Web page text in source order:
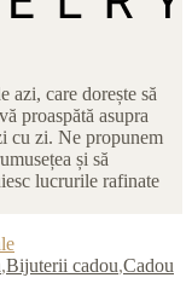
azi, care dorește să
proaspătă asupra
cu zi. Ne propunem
și să
lucrurile rafinate
,Bijuterii cadou,Cadou